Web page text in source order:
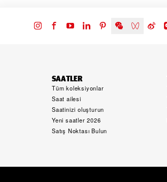
SAATLER
Tüm koleksiyonlar
Saat ailesi
Saatinizi oluşturun
Yeni saatler 2026
Satış Noktası Bulun